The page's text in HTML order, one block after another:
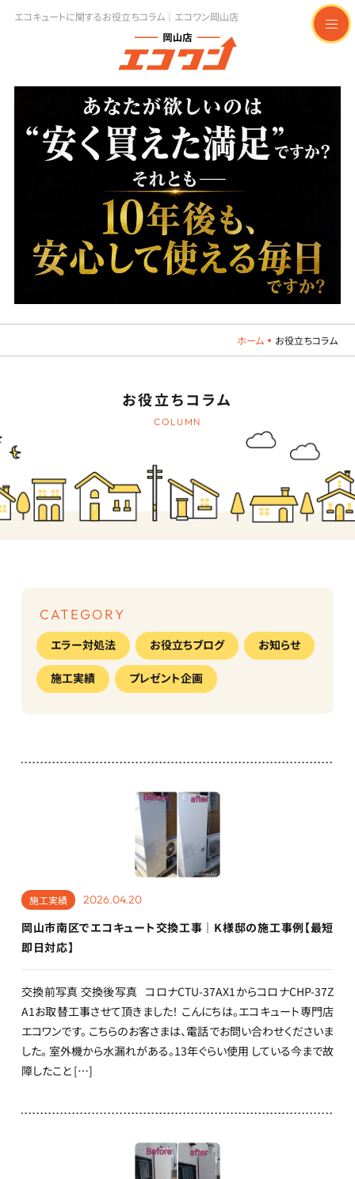
エコキュートに関するお役立ちコラム｜エコワン岡山店
t
o
ホーム お役立ちコラム
お役立ちコラム
COLUMN
CATEGORY
エラー対処法 お役立ちブログ お知らせ
施工実績 プレゼント企画
施工実績 2026.04.20
岡山市南区でエコキュート交換工事｜K様邸の施工事例【最短
即日対応】
交換前写真 交換後写真 コロナCTU-37AX1からコロナCHP-37Z
A1お取替工事させて頂きました！ こんにちは。エコキュート専門店
エコワンです。 こちらのお客さまは、電話でお問い合わせくださいま
した。 室外機から水漏れがある。13年ぐらい使用 している今まで故
障したこと […]